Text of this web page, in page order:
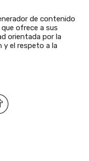
de contenido
ofrece a sus
orientada por la
y el respeto a la